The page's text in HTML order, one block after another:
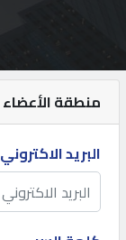
اعلانك
مطلوب
طلب
منطقة الأعضاء
البريد الاكتروني